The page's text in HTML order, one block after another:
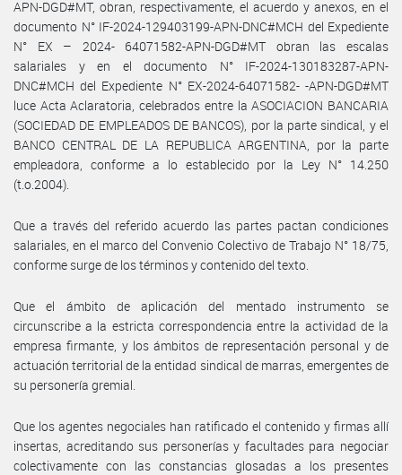
APN-DGD#MT, obran, respectivamente, el acuerdo y anexos, en el
documento N° IF-2024-129403199-APN-DNC#MCH del Expediente
N° EX­ ­– 2024- 64071582-APN-DGD#MT obran las escalas
salariales y en el documento N° IF-2024-130183287-APN-
DNC#MCH del Expediente N° EX-2024-64071582- -APN-DGD#MT
luce Acta Aclaratoria, celebrados entre la ASOCIACION BANCARIA
(SOCIEDAD DE EMPLEADOS DE BANCOS), por la parte sindical, y el
BANCO CENTRAL DE LA REPUBLICA ARGENTINA, por la parte
empleadora, conforme a lo establecido por la Ley N° 14.250
(t.o.2004).
Que a través del referido acuerdo las partes pactan condiciones
salariales, en el marco del Convenio Colectivo de Trabajo N° 18/75,
conforme surge de los términos y contenido del texto.
Que el ámbito de aplicación del mentado instrumento se
circunscribe a la estricta correspondencia entre la actividad de la
empresa firmante, y los ámbitos de representación personal y de
actuación territorial de la entidad sindical de marras, emergentes de
su personería gremial.
Que los agentes negociales han ratificado el contenido y firmas allí
insertas, acreditando sus personerías y facultades para negociar
colectivamente con las constancias glosadas a los presentes